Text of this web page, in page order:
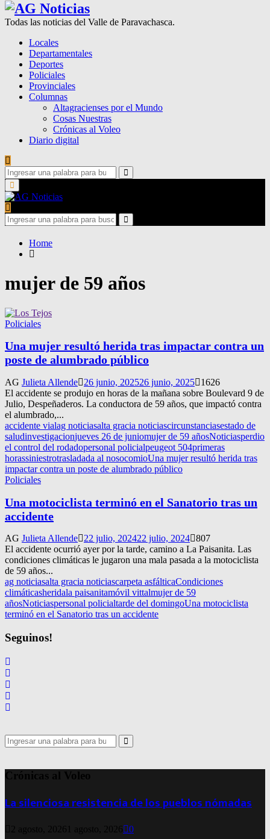
Todas las noticias del Valle de Paravachasca.
Locales
Departamentales
Deportes
Policiales
Provinciales
Columnas
Altagracienses por el Mundo
Cosas Nuestras
Crónicas al Voleo
Diario digital
Search
for:
Search
Primary
Menu
Search
for:
Search
Home
mujer de 59 años
Policiales
Una mujer resultó herida tras impactar contra un
poste de alumbrado público
AG Julieta Allende 26 junio, 202526 junio, 2025
1626
El accidente se produjo en horas de la mañana sobre Boulevard 9 de
Julio, Despeñaderos. La conductora de 59 años, que impactó contra
el alumbrado,...
accidente vialag noticiasalta gracia noticiascircunstanciasestado de
saludinvestigacionjueves 26 de juniomujer de 59 añosNoticiasperdio
el control del rodadopersonal policialpeugeot 504primeras
horassiniestrotrasladada al nosocomioUna mujer resultó herida tras
impactar contra un poste de alumbrado público
Policiales
Una motociclista terminó en el Sanatorio tras un
accidente
AG Julieta Allende 22 julio, 202422 julio, 2024 807
El accidente ocurrió ayer por la tarde, camino a La Paisanita. Las
condiciones climáticas le jugaron una mala pasada a la motociclista
de 59 años...
ag noticiasalta gracia noticiascarpeta asfálticaCondiciones
climáticasheridala paisanitamóvil vittalmujer de 59
añosNoticiaspersonal policialtarde del domingoUna motociclista
terminó en el Sanatorio tras un accidente
Seguinos!
Search
for:
Search
Crónicas al Voleo
La silenciosa resistencia de los pueblos nómadas
2 agosto, 2026 1 agosto, 2026 0